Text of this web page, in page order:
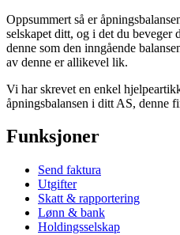
Oppsummert så er
selskapet ditt, og i det du beveger
denne som den inngående
av denne er allikevel lik.
Vi har skrevet en enkel
åpningsbalansen i ditt AS, denne
Funksjoner
Send faktura
Utgifter
Skatt & rapportering
Lønn & bank
Holdingsselskap